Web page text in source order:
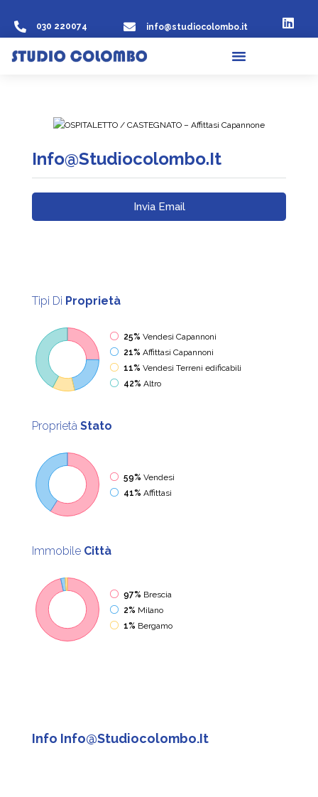
030 220074 info@studiocolombo.it
Info@studiocolombo.it
Invia Email
Tipi Di Proprietà
25% Vendesi Capannoni
21% Affittasi Capannoni
11% Vendesi Terreni edificabili
42% Altro
Proprietà Stato
59% Vendesi
41% Affittasi
Immobile Città
97% Brescia
2% Milano
1% Bergamo
Info Info@studiocolombo.it